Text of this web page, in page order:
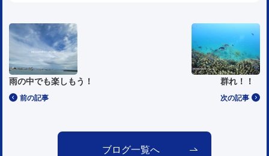
前の記事
雨の中でも楽しもう！
次の記事
群れ！！
ブログ一覧へ